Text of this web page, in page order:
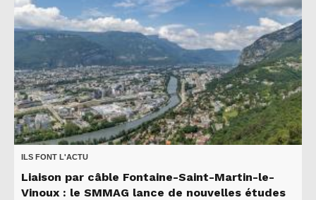
ILS FONT L'ACTU
Liaison par câble Fontaine-Saint-Martin-le-
Vinoux : le SMMAG lance de nouvelles études